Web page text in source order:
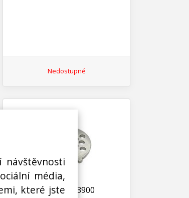
návštěvnosti
média,
které jste
Nedostupné
N00100933900